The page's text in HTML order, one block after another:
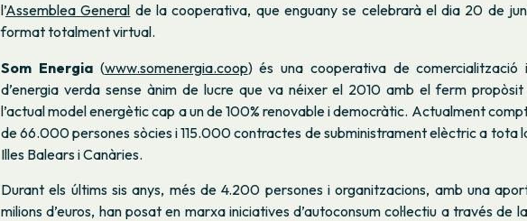
l’Assemblea General de la cooperativa, que enguany se celebrarà el dia 20 de
format totalment virtual.
Som Energia (www.somenergia.coop) és una cooperativa de comercialització
d’energia verda sense ànim de lucre que va néixer el 2010 amb el ferm
l’actual model energètic cap a un de 100% renovable i democràtic. Actualment
de 66.000 persones sòcies i 115.000 contractes de subministrament elèctric a tota
Illes Balears i Canàries.
Durant els últims sis anys, més de 4.200 persones i organitzacions, amb una
milions d’euros, han posat en marxa iniciatives d’autoconsum col·lectiu a través de la